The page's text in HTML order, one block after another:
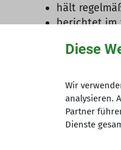
hält
berichtet im
orientiert
kann sich
Der*Die
Diese
Wir
analysieren.
Partner
Dienste